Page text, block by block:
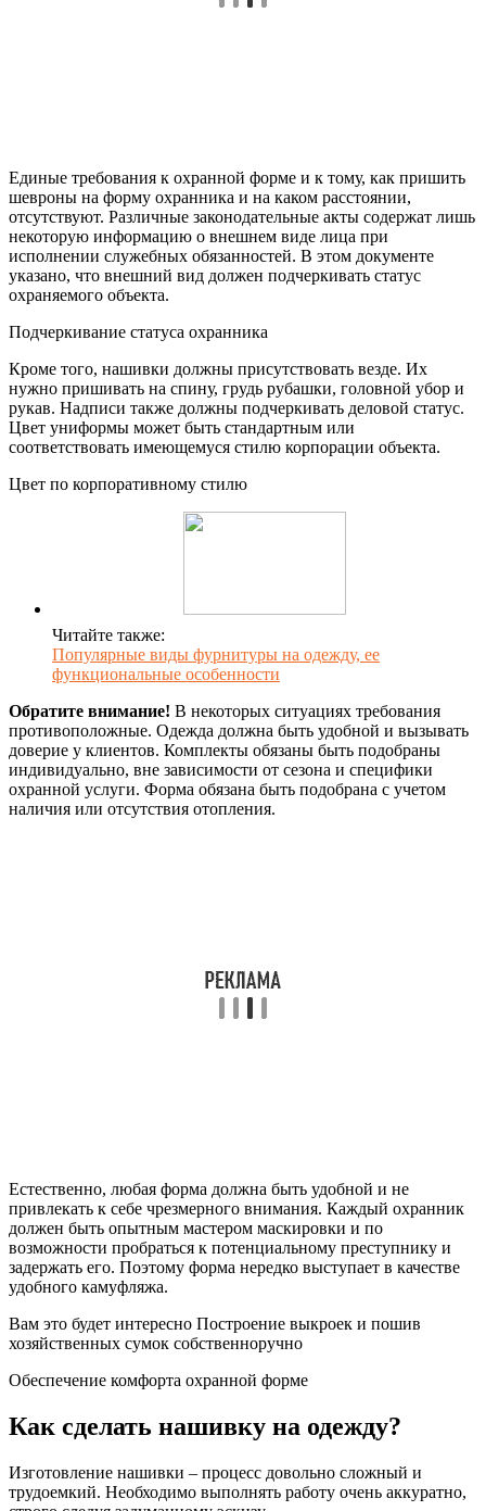
Единые требования к охранной форме и к тому, как пришить
шевроны на форму охранника и на каком расстоянии,
отсутствуют. Различные законодательные акты содержат лишь
некоторую информацию о внешнем виде лица при
исполнении служебных обязанностей. В этом документе
указано, что внешний вид должен подчеркивать статус
охраняемого объекта.
Подчеркивание статуса охранника
Кроме того, нашивки должны присутствовать везде. Их
нужно пришивать на спину, грудь рубашки, головной убор и
рукав. Надписи также должны подчеркивать деловой статус.
Цвет униформы может быть стандартным или
соответствовать имеющемуся стилю корпорации объекта.
Цвет по корпоративному стилю
Читайте также:
Популярные виды фурнитуры на одежду, ее
функциональные особенности
Обратите внимание! В некоторых ситуациях требования
противоположные. Одежда должна быть удобной и вызывать
доверие у клиентов. Комплекты обязаны быть подобраны
индивидуально, вне зависимости от сезона и специфики
охранной услуги. Форма обязана быть подобрана с учетом
наличия или отсутствия отопления.
Естественно, любая форма должна быть удобной и не
привлекать к себе чрезмерного внимания. Каждый охранник
должен быть опытным мастером маскировки и по
возможности пробраться к потенциальному преступнику и
задержать его. Поэтому форма нередко выступает в качестве
удобного камуфляжа.
Вам это будет интересно Построение выкроек и пошив
хозяйственных сумок собственноручно
Обеспечение комфорта охранной форме
Как сделать нашивку на одежду?
Изготовление нашивки – процесс довольно сложный и
трудоемкий. Необходимо выполнять работу очень аккуратно,